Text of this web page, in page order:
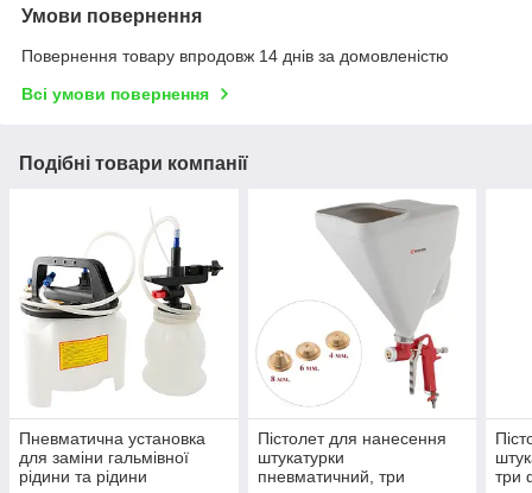
Умови повернення
Повернення товару впродовж 14 днів за домовленістю
Всі умови повернення
Подібні товари компанії
Пневматична установка
для заміни гальмівної
рідини та рідини
Пістолет для нанесення
штукатурки
пневматичний, три
три